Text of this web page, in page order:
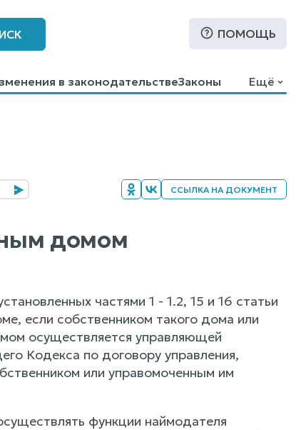
ПОМОЩЬ
в законодательствеЗаконы
Ещё
ССЫЛКА НА ДОКУМЕНТ
домом
частями 1 - 1.2, 15 и 16 статьи
если собственником такого дома или
осуществляется управляющей
Кодекса по договору управления,
или управомоченным им
функции наймодателя